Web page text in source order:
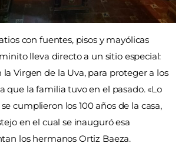
con fuentes, pisos y mayólicas
lleva directo a un sitio especial:
Virgen de la Uva, para proteger a los
que la familia tuvo en el pasado. «Lo
cumplieron los 100 años de la casa,
en el cual se inauguró esa
los hermanos Ortiz Baeza.